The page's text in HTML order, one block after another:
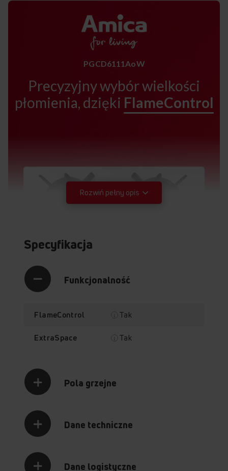
PGCD6111AoW
Precyzyjny wybór wielkości
płomienia, dzięki FlameControl
FlameControl
Rozwiń pełny opis
Specyfikacja
Funkcjonalność
FlameControl Tak
ExtraSpace Tak
Pola grzejne
Dane techniczne
Dane logistyczne